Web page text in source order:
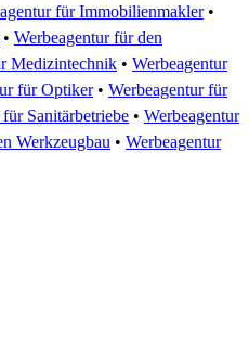
für Immobilienmakler•
• Werbeagentur für den
Medizintechnik • Werbeagentur
für Optiker• Werbeagentur für
Sanitärbetriebe • Werbeagentur
Werkzeugbau • Werbeagentur